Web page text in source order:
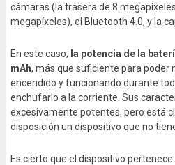
cámaras (la trasera de 8
megapíxeles), el Bluetooth 4.0, y la
En este caso, la potencia de la
mAh, más que suficiente para poder
encendido y funcionando durante
enchufarlo a la corriente. Sus
excesivamente potentes, pero está
disposición un dispositivo que no
Es cierto que el dispositivo pertenece